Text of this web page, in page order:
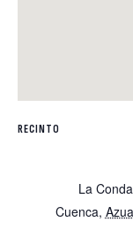
RECINTO
La
Cuenca,